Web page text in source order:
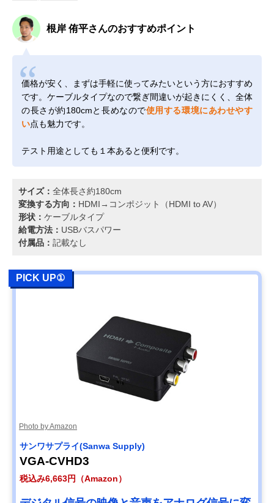
根岸 侑平さんのおすすめポイント
価格が安く、まずは手軽に使ってみたいという方におすすめ
です。ケーブルタイプなので繋ぎ間違いが起きにくく、全体
の長さが約180cmと長めなので使用する環境にあわせやす
い点も魅力です。
テスト用途としても１本あると便利です。
サイズ： 全体長さ約180cm
変換する方向： HDMI→コンポジット（HDMI to AV）
形状： ケーブルタイプ
給電方法： USBバスパワー
付属品： 記載なし
PICK UP①
Photo by Amazon
サンワサプライ(Sanwa Supply)
VGA-CVHD3
税込み6,663円（Amazon）